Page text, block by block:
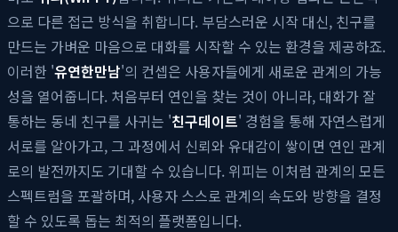
으로 다른 접근 방식을 취합니다. 부담스러운 시작 대신, 친구를
만드는 가벼운 마음으로 대화를 시작할 수 있는 환경을 제공하죠.
이러한 '유연한만남'의 컨셉은 사용자들에게 새로운 관계의 가능
성을 열어줍니다. 처음부터 연인을 찾는 것이 아니라, 대화가 잘
통하는 동네 친구를 사귀는 '친구데이트' 경험을 통해 자연스럽게
서로를 알아가고, 그 과정에서 신뢰와 유대감이 쌓이면 연인 관계
로의 발전까지도 기대할 수 있습니다. 위피는 이처럼 관계의 모든
스펙트럼을 포괄하며, 사용자 스스로 관계의 속도와 방향을 결정
할 수 있도록 돕는 최적의 플랫폼입니다.